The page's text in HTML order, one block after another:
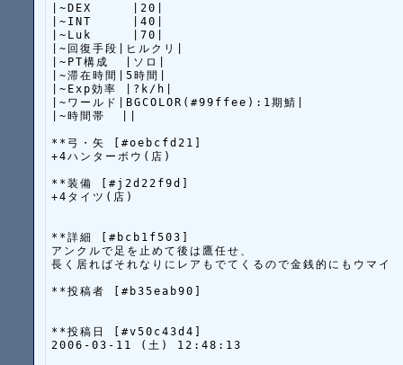
|~DEX     |20|
|~INT     |40|
|~Luk     |70|
|~回復手段|ヒルクリ|
|~PT構成  |ソロ|
|~滞在時間|5時間|
|~Exp効率 |?k/h|
|~ワールド|BGCOLOR(#99ffee):1期鯖|
|~時間帯  ||
**弓・矢 [#oebcfd21]
+4ハンターボウ(店)
**装備 [#j2d22f9d]
+4タイツ(店)
**詳細 [#bcb1f503]
アンクルで足を止めて後は鷹任せ、
長く居ればそれなりにレアもでてくるので金銭的にもウマイ
**投稿者 [#b35eab90]
**投稿日 [#v50c43d4]
2006-03-11 (土) 12:48:13